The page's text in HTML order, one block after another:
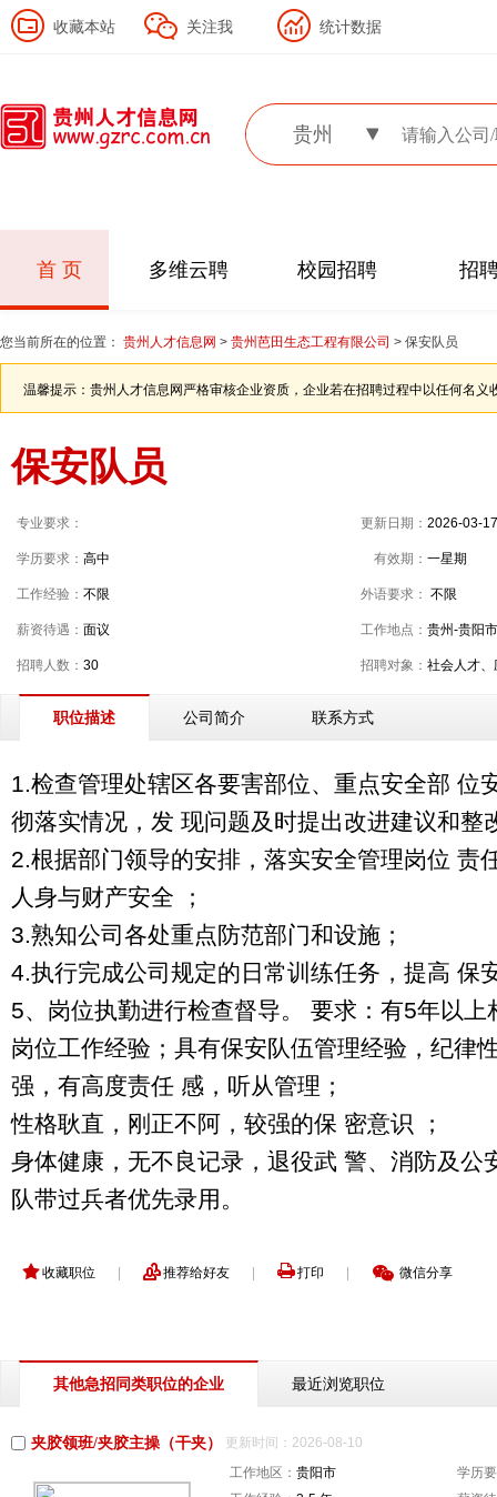
收藏本站 关注我 统计数据
贵州
首 页 多维云聘 校园招聘 招
您当前所在的位置： 贵州人才信息网 > 贵州芭田生态工程有限公司 > 保安队员
温馨提示：贵州人才信息网严格审核企业资质，企业若在招聘过程中以任何名
保安队员
专业要求：
学历要求： 高中
工作经验： 不限
薪资待遇： 面议
招聘人数： 30
更新日期： 2026-03-17
有效期： 一星期
外语要求： 不限
工作地点： 贵州-贵阳市
招聘对象： 社会人才
职位描述 公司简介 联系方式
1.检查管理处辖区各要害部位、重点安全部 位
彻落实情况，发 现问题及时提出改进建议和整
2.根据部门领导的安排，落实安全管理岗位 责
人身与财产安全 ；
3.熟知公司各处重点防范部门和设施；
4.执行完成公司规定的日常训练任务，提高 保
5、岗位执勤进行检查督导。 要求：有5年以上
岗位工作经验；具有保安队伍管理经验，纪律
强，有高度责任 感，听从管理；
性格耿直，刚正不阿，较强的保 密意识 ；
身体健康，无不良记录，退役武 警、消防及公
队带过兵者优先录用。
收藏职位 推荐给好友 打印 微信分享
其他急招同类职位的企业 最近浏览职位
夹胶领班/夹胶主操（干夹） 更新时间：2026-08-10
工作地区： 贵阳市
学历